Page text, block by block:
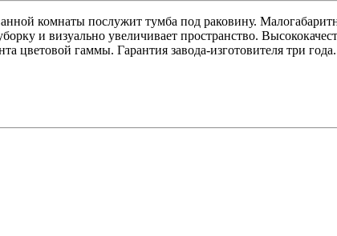
комнаты послужит тумба под раковину.
и визуально увеличивает пространство.
цветовой гаммы. Гарантия завода-изготовителя три года.